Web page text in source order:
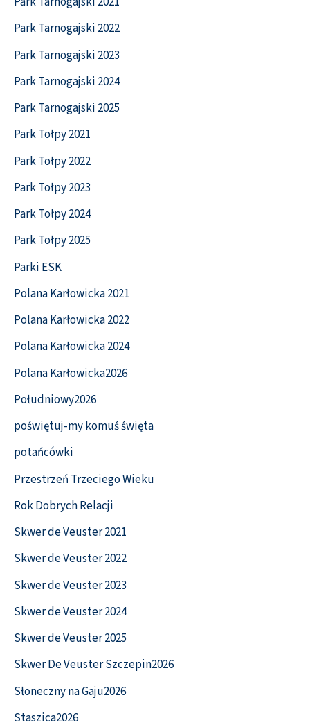
Park Tarnogajski 2022
Park Tarnogajski 2023
Park Tarnogajski 2024
Park Tarnogajski 2025
Park Tołpy 2021
Park Tołpy 2022
Park Tołpy 2023
Park Tołpy 2024
Park Tołpy 2025
Parki ESK
Polana Karłowicka 2021
Polana Karłowicka 2022
Polana Karłowicka 2024
Polana Karłowicka2026
Południowy2026
poświętuj-my komuś święta
potańcówki
Przestrzeń Trzeciego Wieku
Rok Dobrych Relacji
Skwer de Veuster 2021
Skwer de Veuster 2022
Skwer de Veuster 2023
Skwer de Veuster 2024
Skwer de Veuster 2025
Skwer De Veuster Szczepin2026
Słoneczny na Gaju2026
Staszica2026